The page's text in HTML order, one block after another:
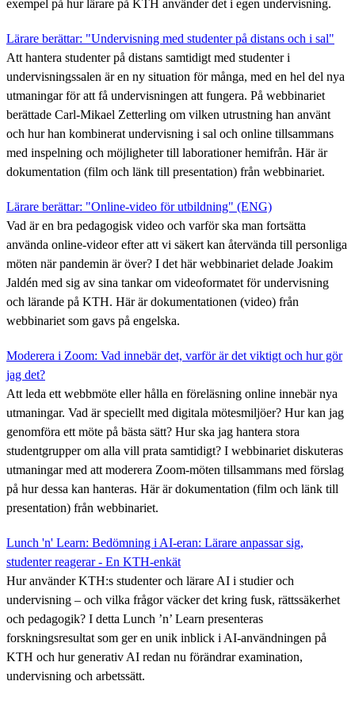
exempel på hur lärare på KTH använder det i egen undervisning.
Lärare berättar: "Undervisning med studenter på distans och i sal"
Att hantera studenter på distans samtidigt med studenter i
undervisningssalen är en ny situation för många, med en hel del nya
utmaningar för att få undervisningen att fungera. På webbinariet
berättade Carl-Mikael Zetterling om vilken utrustning han använt
och hur han kombinerat undervisning i sal och online tillsammans
med inspelning och möjligheter till laborationer hemifrån. Här är
dokumentation (film och länk till presentation) från webbinariet.
Lärare berättar: "Online-video för utbildning" (ENG)
Vad är en bra pedagogisk video och varför ska man fortsätta
använda online-videor efter att vi säkert kan återvända till personliga
möten när pandemin är över? I det här webbinariet delade Joakim
Jaldén med sig av sina tankar om videoformatet för undervisning
och lärande på KTH. Här är dokumentationen (video) från
webbinariet som gavs på engelska.
Moderera i Zoom: Vad innebär det, varför är det viktigt och hur gör
jag det?
Att leda ett webbmöte eller hålla en föreläsning online innebär nya
utmaningar. Vad är speciellt med digitala mötesmiljöer? Hur kan jag
genomföra ett möte på bästa sätt? Hur ska jag hantera stora
studentgrupper om alla vill prata samtidigt? I webbinariet diskuteras
utmaningar med att moderera Zoom-möten tillsammans med förslag
på hur dessa kan hanteras. Här är dokumentation (film och länk till
presentation) från webbinariet.
Lunch 'n' Learn: Bedömning i AI-eran: Lärare anpassar sig,
studenter reagerar - En KTH-enkät
Hur använder KTH:s studenter och lärare AI i studier och
undervisning – och vilka frågor väcker det kring fusk, rättssäkerhet
och pedagogik? I detta Lunch ’n’ Learn presenteras
forskningsresultat som ger en unik inblick i AI‑användningen på
KTH och hur generativ AI redan nu förändrar examination,
undervisning och arbetssätt.